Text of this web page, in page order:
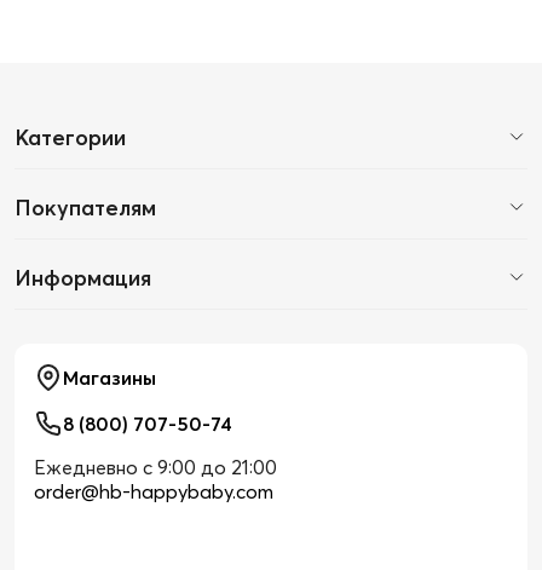
Категории
Покупателям
Информация
Магазины
8 (800) 707-50-74
Ежедневно с 9:00 до 21:00
order@hb-happybaby.com